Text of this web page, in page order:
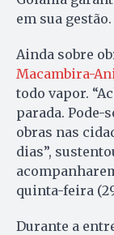
em sua gestão.
Ainda sobre
Macambira-
todo vapor.
parada. Pode-
obras nas
dias”,
quinta-feira
Durante a